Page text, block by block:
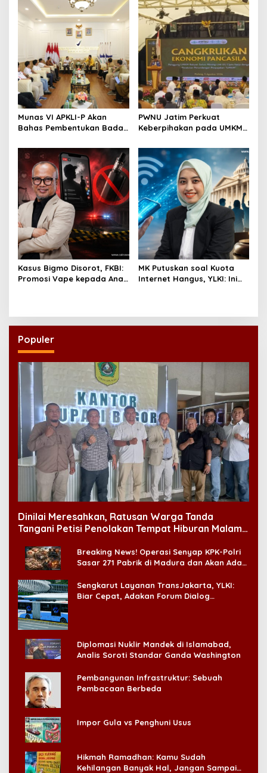
Berkelanjutan
Munas VI APKLI-P Akan
Bahas Pembentukan Badan
Dinilai Penting Hadapi
Bonus Demografi
PWNU Jatim Perkuat
Keberpihakan pada UMKM
Kasus Bigmo Disorot, FKBI:
Promosi Vape kepada Anak
MK Putuskan soal Kuota
Internet Hangus, YLKI: Ini
Populer
Dinilai Meresahkan, Ratusan Warga Tanda
Tangani Petisi Penolakan Tempat Hiburan Malam
Breaking News! Operasi Senyap KPK-Polri
Sasar 271 Pabrik di Madura dan Akan Ada
Sengkarut Layanan TransJakarta, YLKI:
Biar Cepat, Adakan Forum Dialog
Diplomasi Nuklir Mandek di Islamabad,
Analis Soroti Standar Ganda Washington
Pembangunan Infrastruktur: Sebuah
Pembacaan Berbeda
Impor Gula vs Penghuni Usus
Hikmah Ramadhan: Kamu Sudah
Kehilangan Banyak Hal, Jangan Sampai